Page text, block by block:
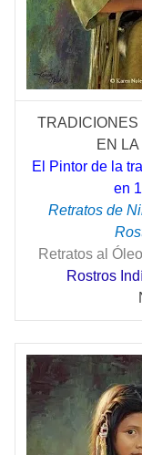
TRADICIONES
EN
El Pintor de la
en
Retratos de
Retratos al
Rostros